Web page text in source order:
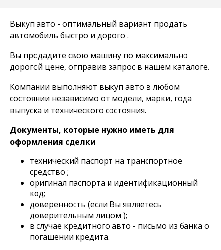
Выкуп авто - оптимальный вариант продать
автомобиль быстро и дорого .
Вы продадите свою машину по максимально
дорогой цене, отправив запрос в нашем каталоге.
Компании выполняют выкуп авто в любом
состоянии независимо от модели, марки, года
выпуска и технического состояния.
Документы, которые нужно иметь для
оформления сделки
технический паспорт на транспортное
средство ;
оригинал паспорта и идентификационный
код;
доверенность (если Вы являетесь
доверительным лицом );
в случае кредитного авто - письмо из банка о
погашении кредита.